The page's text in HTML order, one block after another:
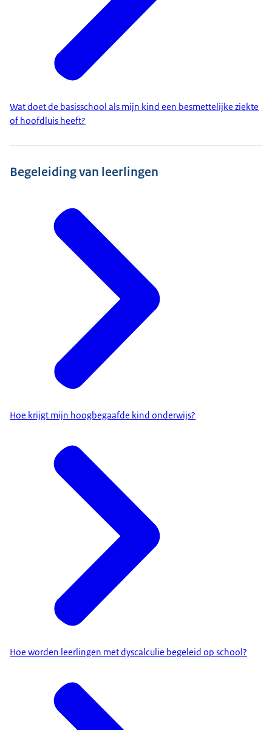
Wat doet de basisschool als mijn kind een besmettelijke ziekte
of hoofdluis heeft?
Begeleiding van leerlingen
Hoe krijgt mijn hoogbegaafde kind onderwijs?
Hoe worden leerlingen met dyscalculie begeleid op school?